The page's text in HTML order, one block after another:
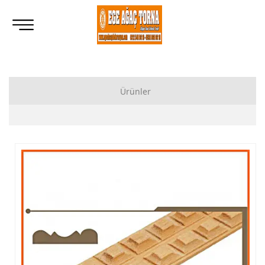
Ürünler
Ham Ahşap Yemek Masası İmalatı, Modelleri
Ham Ahşap Sandalye İmalatı, Modelleri
Ham Ahşap Zigon Sehpa İmalatı, Modelleri